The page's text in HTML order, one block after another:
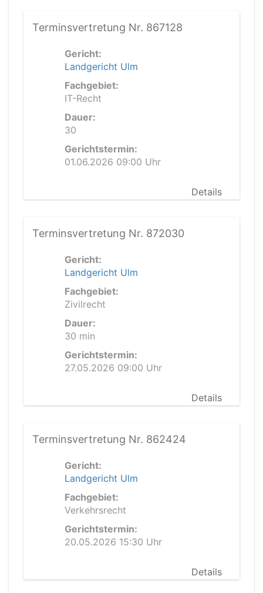
Terminsvertretung Nr. 867128
Gericht:
Landgericht Ulm
Fachgebiet:
IT-Recht
Dauer:
30
Gerichtstermin:
01.06.2026 09:00 Uhr
Details
Terminsvertretung Nr. 872030
Gericht:
Landgericht Ulm
Fachgebiet:
Zivilrecht
Dauer:
30 min
Gerichtstermin:
27.05.2026 09:00 Uhr
Details
Terminsvertretung Nr. 862424
Gericht:
Landgericht Ulm
Fachgebiet:
Verkehrsrecht
Gerichtstermin:
20.05.2026 15:30 Uhr
Details